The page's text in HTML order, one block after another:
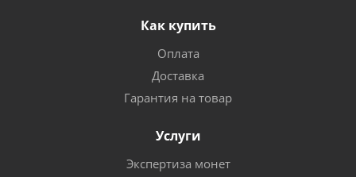
Как купить
Оплата
Доставка
Гарантия на товар
Услуги
Экспертиза монет